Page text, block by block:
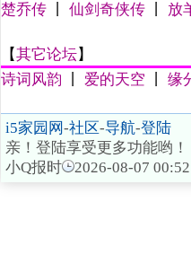
楚乔传
仙剑奇侠传 放
【其它论坛】
诗词风韵
爱的天空 缘
i5家园网-社区-导航-登陆
亲！登陆享受更多功能哟！
小Q报时
2026-08-07